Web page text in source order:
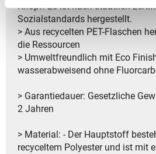
Knopf. Es ist nach staatlich
Sozialstandards hergestellt.
> Aus recycelten PET-Flaschen
die Ressourcen
> Umweltfreundlich mit Eco
wasserabweisend ohne
> Garantiedauer: Gesetzliche
2 Jahren
> Material: - Der Hauptstoff
recyceltem Polyester und ist mit